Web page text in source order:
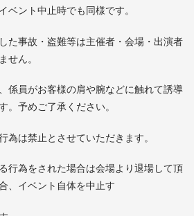
ベント中止時でも同様です。
た事故・盗難等は主催者・会場・出演者
せん。
係員がお客様の肩や腕などに触れて誘導
。予めご了承ください。
為は禁止とさせていただきます。
行為をされた場合は会場より退場して頂
、イベント自体を中止す